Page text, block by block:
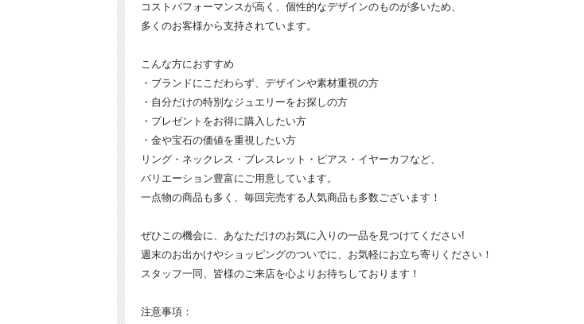
コストパフォーマンスが高く、個性的なデザインのものが多いため、
多くのお客様から支持されています。
こんな方におすすめ
・ブランドにこだわらず、デザインや素材重視の方
・自分だけの特別なジュエリーをお探しの方
・プレゼントをお得に購入したい方
・金や宝石の価値を重視したい方
リング・ネックレス・ブレスレット・ピアス・イヤーカフなど、
バリエーション豊富にご用意しています。
一点物の商品も多く、毎回完売する人気商品も多数ございます！
ぜひこの機会に、あなただけのお気に入りの一品を見つけてください!
週末のお出かけやショッピングのついでに、お気軽にお立ち寄りください！
スタッフ一同、皆様のご来店を心よりお待ちしております！
注意事項：